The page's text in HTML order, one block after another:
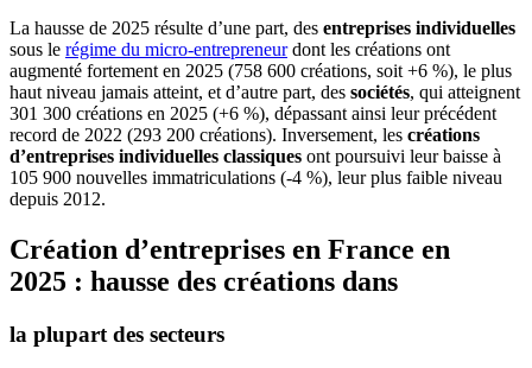
La hausse de 2025 résulte d’une part, des entreprises individuelles
sous le régime du micro-entrepreneurdont les créations ont
augmenté fortement en 2025 (758 600 créations, soit +6 %), le plus
haut niveau jamais atteint, et d’autre part, des sociétés, qui atteignent
301 300 créations en 2025 (+6 %), dépassant ainsi leur précédent
record de 2022 (293 200 créations). Inversement, les créations
d’entreprises individuelles classiques ont poursuivi leur baisse à
105 900 nouvelles immatriculations (-4 %), leur plus faible niveau
depuis 2012.
Création d’entreprises en France en
2025 : hausse des créations dans
la plupart des secteurs